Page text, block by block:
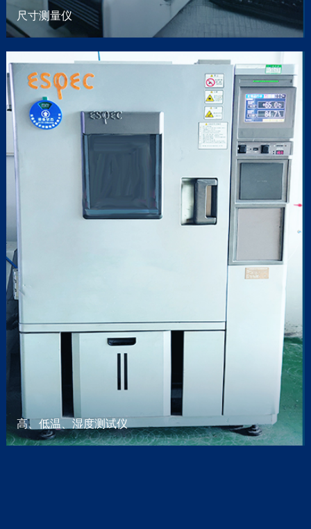
尺寸测量仪
高、低温、湿度测试仪
冲压
超过20年的专业冲压、拉深经验。
阅读更多
精密数控加工中心的机器从日本和中国台湾进口，更好
阅读更多
车制
通过自动车床及数控车床生产出可应用于不同行业的产
品。包括汽车产品等